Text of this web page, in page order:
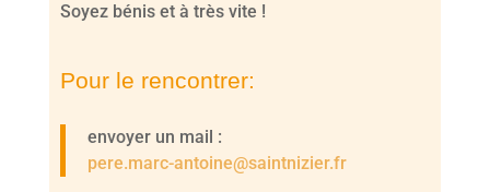
Soyez bénis et à très vite !
Pour le rencontrer:
envoyer un mail :
pere.marc-antoine@saintnizier.fr